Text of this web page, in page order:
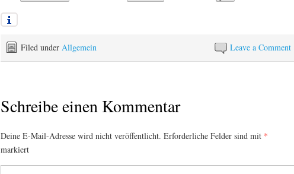
Leave a Comment
Filed under Allgemein
Schreibe einen Kommentar
Deine E-Mail-Adresse wird nicht veröffentlicht. Erforderliche Felder sind mit *
markiert